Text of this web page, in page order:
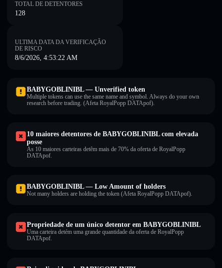
TOTAL DE DETENTORES
128
ULTIMA DATA DA VERIFICAÇÃO
DE RISCO
8/6/2026, 4:53:22 AM
BABYGOBLINIBL — Unverified token
Multiple tokens can use the same name and symbol. Always do your own
research before trading. (Afeta RoyalPopp DATApof).
10 maiores detentores de BABYGOBLINIBL com elevada
posse
As 10 maiores carteiras detêm mais de 70% da oferta de RoyalPopp
DATApof.
BABYGOBLINIBL — Low Amount of holders
Not many holders are holding the token (Afeta RoyalPopp DATApof).
Propriedade de um único detentor em BABYGOBLINIBL
Uma carteira detém uma grande quantidade da oferta de RoyalPopp
DATApof.